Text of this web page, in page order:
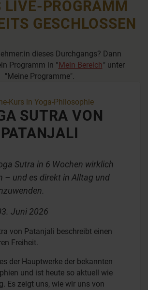
LIVE-PROGRAMM
GESCHLOSSEN
dieses Durchgangs? Dann
Programm in " Mein Bereich" unter
"Meine Programme".
Kurs in Yoga-Philosophie
SUTRA VON
PATANJALI
Sutra in 6 Wochen wirklich
– und es direkt in Alltag und
Juni 2026
von Patanjali beschreibt einen
Freiheit.
der Hauptwerke der bekannten
und ist heute so aktuell wie
Es zeigt uns, wie wir uns von